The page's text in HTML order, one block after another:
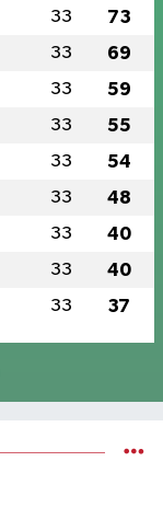
33 73
33 69
33 59
33 55
33 54
33 48
33 40
33 40
33 37